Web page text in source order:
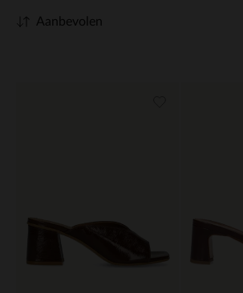
Aanbevolen